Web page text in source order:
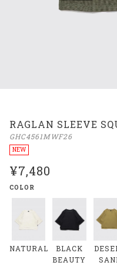
RAGLAN SLEEVE
GHC4561MWF26
NEW
¥7,480
COLOR
NATURAL
BLACK
BEAUTY